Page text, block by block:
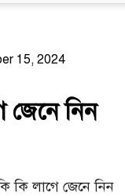
15, 2024
জেনে নিন
কি লাগে জেনে নিন